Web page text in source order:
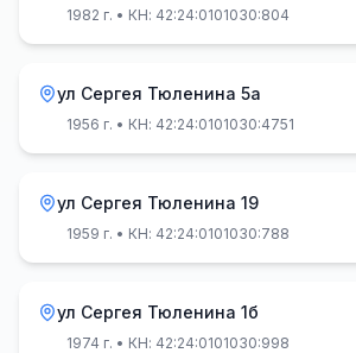
1982 г. • КН: 42:24:0101030:804
ул Сергея Тюленина 5а
1956 г. • КН: 42:24:0101030:4751
ул Сергея Тюленина 19
1959 г. • КН: 42:24:0101030:788
ул Сергея Тюленина 1б
1974 г. • КН: 42:24:0101030:998